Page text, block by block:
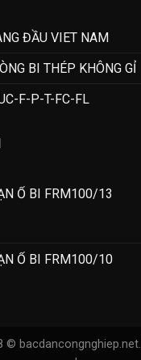
ĐẦU VIET NAM
BI THÉP KHÔNG GỈ
F-P-T-FC-FL
Ổ BI FRM100/13
Ổ BI FRM100/10
© bacdancongnghiep.net.